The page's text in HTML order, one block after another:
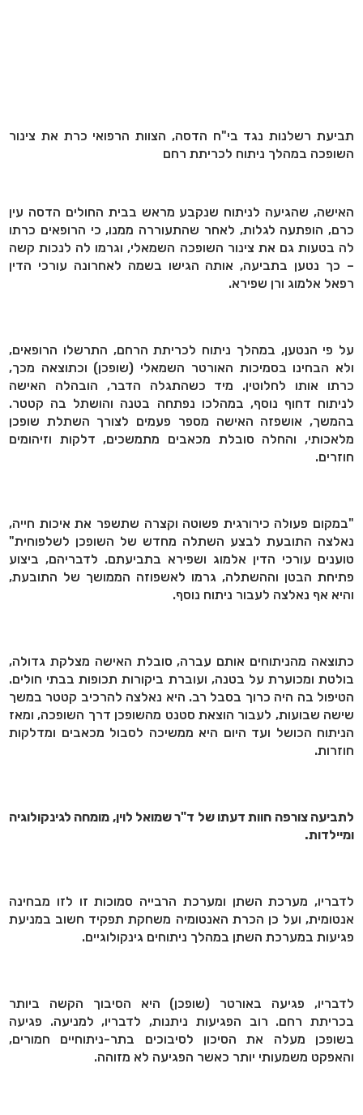
תביעת רשלנות נגד בי"ח הדסה, הצוות הרפואי כרת את צינור
השופכה במהלך ניתוח לכריתת רחם
האישה, שהגיעה לניתוח שנקבע מראש בבית החולים הדסה עין
כרם, הופתעה לגלות, לאחר שהתעוררה ממנו, כי הרופאים כרתו
לה בטעות גם את צינור השופכה השמאלי, וגרמו לה לנכות קשה
– כך נטען בתביעה, אותה הגישו בשמה לאחרונה עורכי הדין
רפאל אלמוג ורן שפירא.
על פי הנטען, במהלך ניתוח לכריתת הרחם, התרשלו הרופאים,
ולא הבחינו בסמיכות האורטר השמאלי (שופכן) וכתוצאה מכך,
כרתו אותו לחלוטין. מיד כשהתגלה הדבר, הובהלה האישה
לניתוח דחוף נוסף, במהלכו נפתחה בטנה והושתל בה קטטר.
בהמשך, אושפזה האישה מספר פעמים לצורך השתלת שופכן
מלאכותי, והחלה סובלת מכאבים מתמשכים, דלקות וזיהומים
חוזרים.
"במקום פעולה כירורגית פשוטה וקצרה שתשפר את איכות חייה,
נאלצה התובעת לבצע השתלה מחדש של השופכן לשלפוחית"
טוענים עורכי הדין אלמוג ושפירא בתביעתם. לדבריהם, ביצוע
פתיחת הבטן וההשתלה, גרמו לאשפוזה הממושך של התובעת,
והיא אף נאלצה לעבור ניתוח נוסף.
כתוצאה מהניתוחים אותם עברה, סובלת האישה מצלקת גדולה,
בולטת ומכוערת על בטנה, ועוברת ביקורות תכופות בבתי חולים.
הטיפול בה היה כרוך בסבל רב. היא נאלצה להרכיב קטטר במשך
שישה שבועות, לעבור הוצאת סטנט מהשופכן דרך השופכה, ומאז
הניתוח הכושל ועד היום היא ממשיכה לסבול מכאבים ומדלקות
חוזרות.
לתביעה צורפה חוות דעתו של ד"ר שמואל לוין, מומחה לגינקולוגיה
ומיילדות.
לדבריו, מערכת השתן ומערכת הרבייה סמוכות זו לזו מבחינה
אנטומית, ועל כן הכרת האנטומיה משחקת תפקיד חשוב במניעת
פגיעות במערכת השתן במהלך ניתוחים גינקולוגיים.
לדבריו, פגיעה באורטר (שופכן) היא הסיבוך הקשה ביותר
בכריתת רחם. רוב הפגיעות ניתנות, לדבריו, למניעה. פגיעה
בשופכן מעלה את הסיכון לסיבוכים בתר-ניתוחיים חמורים,
והאפקט משמעותי יותר כאשר הפגיעה לא מזוהה.